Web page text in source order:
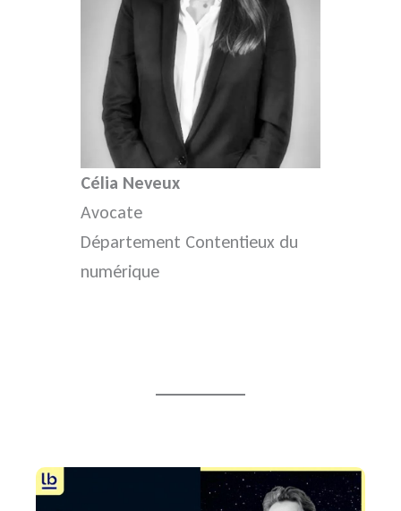
Célia Neveux
Avocate
Département Contentieux du
numérique